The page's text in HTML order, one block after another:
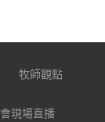
牧師觀點
現場直播